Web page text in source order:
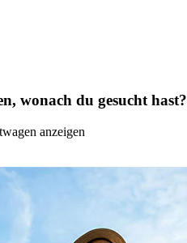
wonach du gesucht hast?
anzeigen